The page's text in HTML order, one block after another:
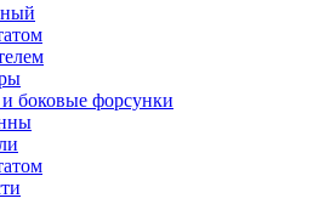
боковые форсунки